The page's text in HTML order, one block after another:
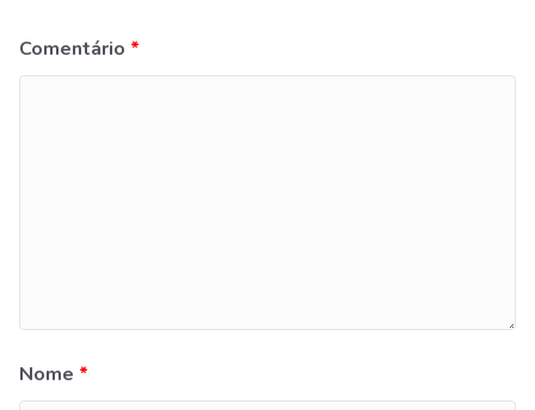
Comentário *
Nome *